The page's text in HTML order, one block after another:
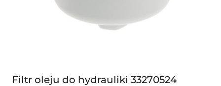
Filtr oleju do hydrauliki 33270524